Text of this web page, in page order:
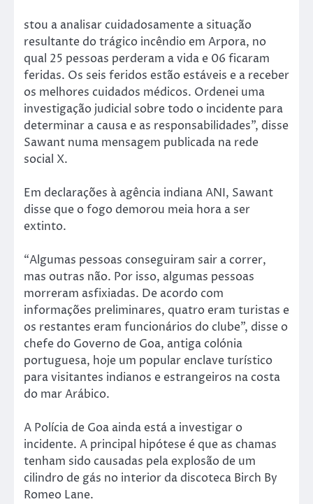
stou a analisar cuidadosamente a situação
resultante do trágico incêndio em Arpora, no
qual 25 pessoas perderam a vida e 06 ficaram
feridas. Os seis feridos estão estáveis e a receber
os melhores cuidados médicos. Ordenei uma
investigação judicial sobre todo o incidente para
determinar a causa e as responsabilidades”, disse
Sawant numa mensagem publicada na rede
social X.
Em declarações à agência indiana ANI, Sawant
disse que o fogo demorou meia hora a ser
extinto.
“Algumas pessoas conseguiram sair a correr,
mas outras não. Por isso, algumas pessoas
morreram asfixiadas. De acordo com
informações preliminares, quatro eram turistas e
os restantes eram funcionários do clube”, disse o
chefe do Governo de Goa, antiga colónia
portuguesa, hoje um popular enclave turístico
para visitantes indianos e estrangeiros na costa
do mar Arábico.
A Polícia de Goa ainda está a investigar o
incidente. A principal hipótese é que as chamas
tenham sido causadas pela explosão de um
cilindro de gás no interior da discoteca Birch By
Romeo Lane.